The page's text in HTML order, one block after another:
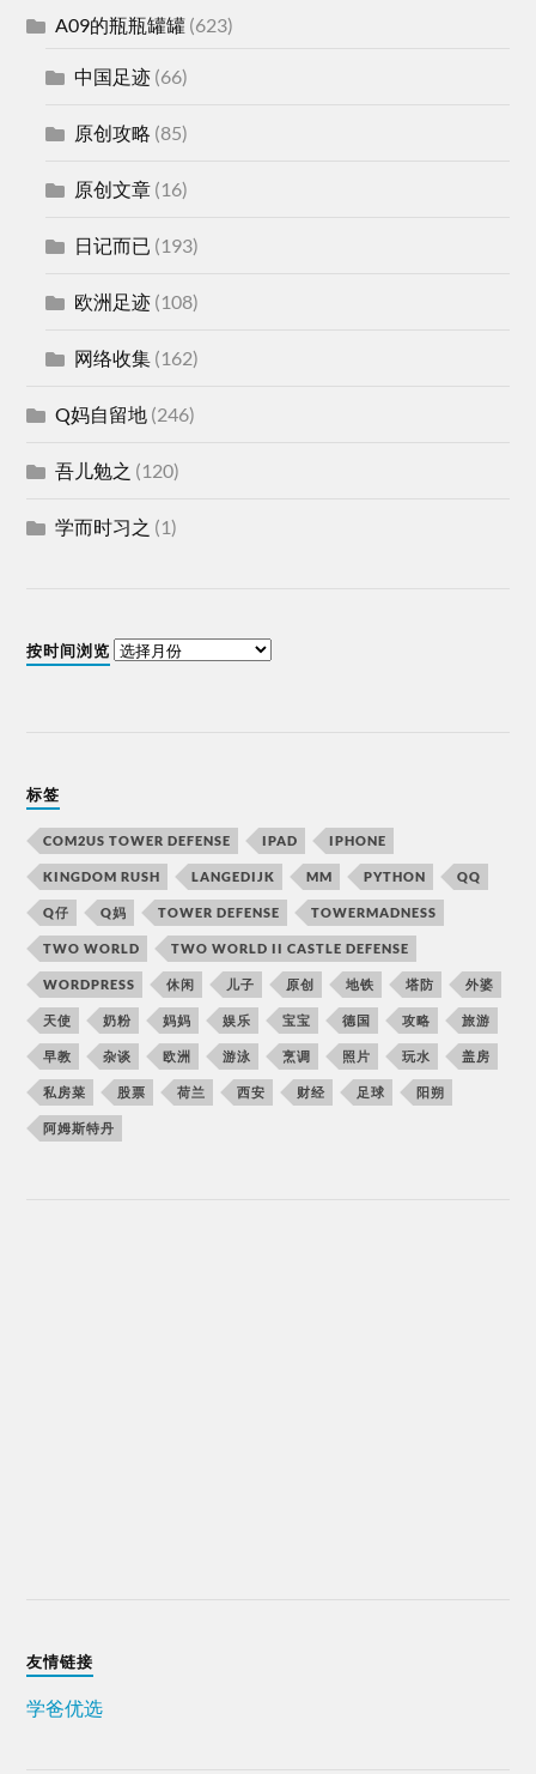
A09的瓶瓶罐罐 (623)
中国足迹 (66)
原创攻略 (85)
原创文章 (16)
日记而已 (193)
欧洲足迹 (108)
网络收集 (162)
Q妈自留地 (246)
吾儿勉之 (120)
学而时习之 (1)
按时间浏览
标签
COM2US TOWER DEFENSE IPAD IPHONE
KINGDOM RUSH LANGEDIJK MM PYTHON QQ
Q仔 Q妈 TOWER DEFENSE TOWERMADNESS
TWO WORLD TWO WORLD II CASTLE DEFENSE
WORDPRESS 休闲 儿子 原创 地铁 塔防 外婆
天使 奶粉 妈妈 娱乐 宝宝 德国 攻略 旅游
早教 杂谈 欧洲 游泳 烹调 照片 玩水 盖房
私房菜 股票 荷兰 西安 财经 足球 阳朔
阿姆斯特丹
友情链接
学爸优选